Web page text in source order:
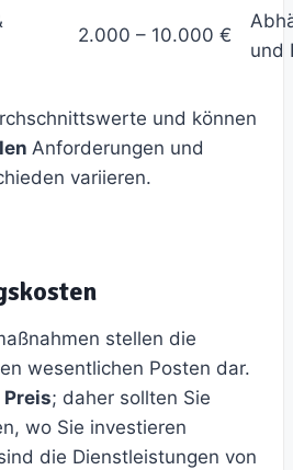
2.000 – 10.000 €
und
und können
Anforderungen und
variieren.
stellen die
wesentlichen Posten dar.
; daher sollten Sie
wo Sie investieren
die Dienstleistungen von